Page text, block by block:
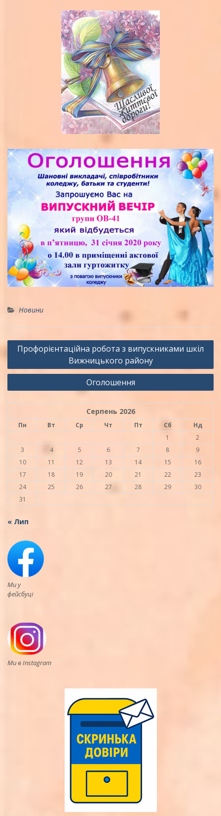
Новини
Навігація
записів
Профорієнтаційна робота з випускниками шкіл
Вижницького району
Оголошення
Серпень 2026
Пн Вт Ср Чт Пт Сб
Нд
1
2
3
4 5 6 7 8
9
10
11 12 13 14 15
16
17
18 19 20 21 22
23
24
25 26 27 28 29
30
31
« Лип
Ми у
фейсбуці
Ми в Instagram